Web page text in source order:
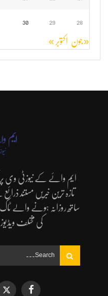
28
29
30
« جون اکتوبر »
ایم وائے کے نیوزٹی وی پر
تازہ ترین خبریں مستند
ساتھ روزانہ ہونے والے
کی مختلف